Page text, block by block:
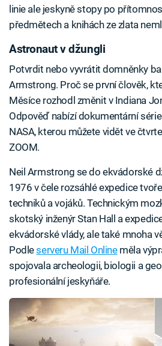
linie ale jeskyně stopy po
předmětech a knihách ze zlata
Astronaut v džungli
Potvrdit nebo vyvrátit domněnky
Armstrong. Proč se první člověk,
Měsíce rozhodl změnit v Indiana
Odpověď nabízí dokumentární
NASA, kterou můžete vidět ve
ZOOM.
Neil Armstrong se do ekvádorské
1976 v čele rozsáhlé expedice
techniků a vojáků. Technickým
skotský inženýr Stan Hall a
ekvádorské vlády, ale také mnoha
Podleserveru Mail Onlineměla
spojovala archeologii, biologii a
profesionální jeskyňáře.